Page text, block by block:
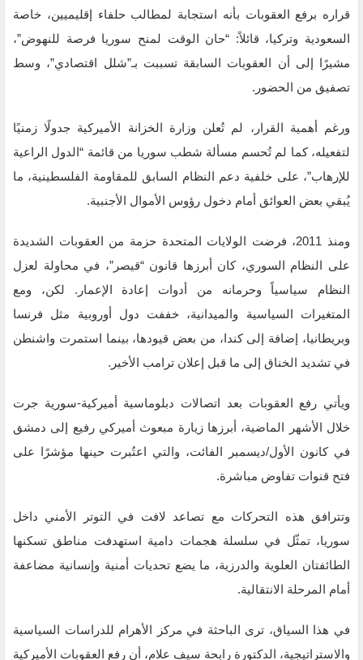
قراره برفع العقوبات بأنه استجابة لمطالب حلفاء إقليميين، خاصة
السعودية وتركيا، قائلاً: “حان الوقت لمنح سوريا فرصة للنهوض”،
مشيرًا إلى أن العقوبات السابقة تسببت بـ”شلل اقتصادي”، وسط
تصفيق من الحضور.
ورغم أهمية القرار، لم تُعلن وزارة الخزانة الأميركية جدولًا زمنيًا
لتفعيله، كما لم تُحسم مسألة شطب سوريا من قائمة “الدول الراعية
للإرهاب”، على خلفية دعم النظام السابق للمقاومة الفلسطينية، ما
يُبقي بعض العوائق أمام دخول رؤوس الأموال الأجنبية.
ومنذ 2011، فرضت الولايات المتحدة حزمة من العقوبات الشديدة
على النظام السوري، كان أبرزها قانون “قيصر”، في محاولة لعزل
النظام سياسياً وحرمانه من أدوات إعادة الإعمار. لكن، ومع
المتغيرات السياسية والميدانية، خففت دول أوروبية مثل فرنسا
وبريطانيا، إضافة إلى كندا، من بعض قيودها، بينما استمرت واشنطن
في تشديد الخناق إلى ما قبل إعلان ترامب الأخير.
ويأتي رفع العقوبات بعد اتصالات دبلوماسية أميركية-سورية جرت
خلال الأشهر الماضية، أبرزها زيارة مبعوث أميركي رفيع إلى دمشق
في كانون الأول/ديسمبر الفائت، والتي اعتُبرت حينها مؤشرًا على
فتح قنوات تفاوض مباشرة.
وتترافق هذه التحركات مع تصاعد لافت في التوتر الأمني داخل
سوريا، تمثّل في سلسلة هجمات دامية استهدفت مناطق تسكنها
الطائفتان العلوية والدرزية، ما يضع تحديات أمنية وإنسانية مضاعفة
أمام المرحلة الانتقالية.
في هذا السياق، ترى الباحثة في مركز الأهرام للدراسات السياسية
والاستراتيجية، الدكتورة رابحة سيف علام، أن رفع العقوبات الأميركية